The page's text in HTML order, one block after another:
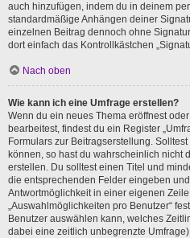
auch hinzufügen, indem du in deinem
standardmäßige Anhängen deiner
einzelnen Beitrag dennoch ohne
dort einfach das Kontrollkästchen
Nach oben
Wie kann ich eine Umfrage erstellen?
Wenn du ein neues Thema eröffnest
bearbeitest, findest du ein Register
Formulars zur Beitragserstellung.
können, so hast du wahrscheinlich nicht
erstellen. Du solltest einen Titel und
die entsprechenden Felder eingeben
Antwortmöglichkeit in einer eigenen
„Auswahlmöglichkeiten pro Benutzer“
Benutzer auswählen kann, welches
dabei eine zeitlich unbegrenzte